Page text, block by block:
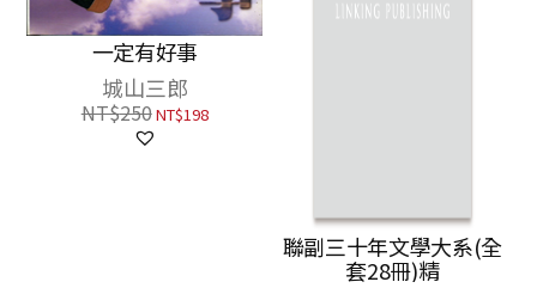
一定有好事
城山三郎
NT$250NT$198
聯副三十年文學大系(全
套28冊)精